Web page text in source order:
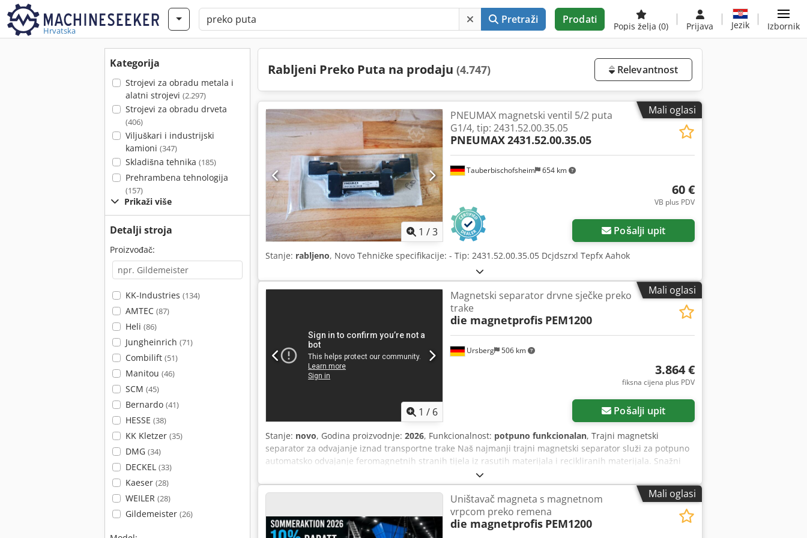
Hrvatska
Pretraži Prodati
Popis želja (0) Prijava Jezik Izbornik
Kategorija
Strojevi za obradu metala i
alatni strojevi (2.297)
Strojevi za obradu drveta
(406)
Viljuškari i industrijski
kamioni (347)
Skladišna tehnika (185)
Prehrambena tehnologija
(157)
Prikaži više
Detalji stroja
Proizvođač:
KK-Industries (134)
AMTEC (87)
Heli (86)
Jungheinrich (71)
Combilift (51)
Manitou (46)
SCM (45)
Bernardo (41)
HESSE (38)
KK Kletzer (35)
DMG (34)
DECKEL (33)
Kaeser (28)
WEILER (28)
Gildemeister (26)
Rabljeni Preko Puta na prodaju (4.747) Relevantnost
Mali oglasi
1 /3
Tauberbischofsheim 654 km
PNEUMAX magnetski ventil 5/2 puta
G1/4, tip: 2431.52.00.35.05
PNEUMAX2431.52.00.35.05
60 €
VB plus PDV
Pošalji upit
Stanje: rabljeno, Novo Tehničke specifikacije: - Tip: 2431.52.00.35.05 Dcjdszrxl Tepfx Aahok
Mali oglasi
1 / 6
Ursberg 506 km
Magnetski separator drvne sječke preko
trake
die magnetprofis PEM1200
3.864 €
fiksna cijena plus PDV
Pošalji upit
Stanje: novo, Godina proizvodnje: 2026, Funkcionalnost: potpuno funkcionalan, Trajni magnetski
separator za odvajanje iznad transportne trake Naš najmanji trajni magnetski separator služi za potpuno
automatsko odvajanje feromagnetnih stranih tijela iz rasutih materijala i recikliranih materijala. Snažni
trajni magnetski sustav pouzdano uklanja željezne komponente iz materijalnog toka. Tehnički podaci
Ukupne dimenzije: 1.200 x 550 x 200 mm 4 prstena za sigurno ovješavanje Visokokvalitetna, torzijski kruta
konstrukcija od 3-dijelnog aluminijskog profila 2 bočna zaštitna lima od nehrđajućeg čelika V4A Brzina
transporta: 0,5 m/s Izvedba valjaka i ležajeva Pogonska i povratna valjka od čelika S235, zavarene i
obrađene Promjer valjka: Ø150 x 300 mm Zaobljena površina valjka za optimalan rad transportne trake
Mali oglasi
Uništavač magneta s magnetnom
vrpcom preko remena
die magnetprofis PEM1200